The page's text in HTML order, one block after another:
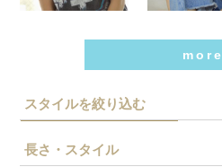
more
スタイルを絞り込む
長さ・スタイル